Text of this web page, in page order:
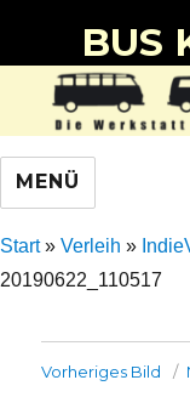
BUS
MENÜ
Start» Verleih »
20190622_110517
Vorheriges Bild